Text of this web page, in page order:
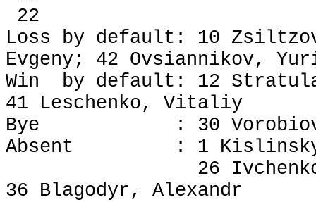
Loss by default: 10
Evgeny; 42 Ovsiannikov,
Win by default: 12
41 Leschenko, Vitaliy
Bye : 30 Vorobiov,
Absent : 1 Kislinsky,
26 Ivchenko,
36 Blagodyr, Alexandr